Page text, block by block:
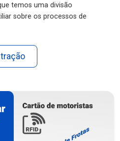
temos uma divisão
sobre os processos de